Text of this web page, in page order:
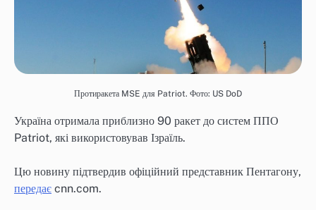
Протиракета MSE для Patriot. Фото: US DoD
Україна отримала приблизно 90 ракет до систем ППО
Patriot, які використовував Ізраїль.
Цю новину підтвердив офіційний представник Пентагону,
передає cnn.com.